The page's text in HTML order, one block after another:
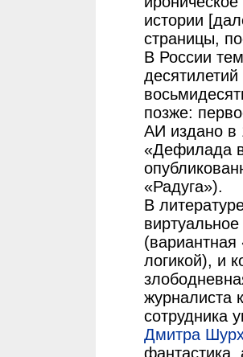
истории
страницы,
В России
позже:
АИ издано в
«Дефилада
«Радуга»).
В
логикой), и
журналиста
сотрудника
Дмитра